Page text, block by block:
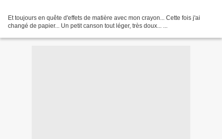
Et toujours en quête d'effets de matière avec mon crayon... Cette fois j'ai
changé de papier... Un petit canson tout léger, très doux... ...